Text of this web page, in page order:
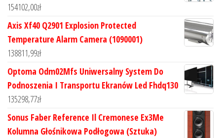
154102,00zł
Axis Xf40 Q2901 Explosion Protected
Temperature Alarm Camera (1090001)
138811,99zł
Optoma Odm02Mfs Uniwersalny System Do
Podnoszenia I Transportu Ekranów Led Fhdq130
135298,77zł
Sonus Faber Reference Il Cremonese Ex3Me
Kolumna Głośnikowa Podłogowa (Sztuka)